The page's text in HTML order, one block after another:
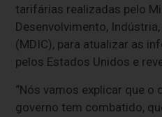
tarifárias realizadas pelo
Desenvolvimento,
(MDIC), para atualizar as
pelos Estados Unidos e
“Nós vamos explicar que
governo tem combatido,